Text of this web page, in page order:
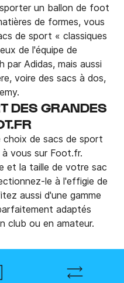
un ballon de foot
de formes, vous
de sport « classiques
de l'équipe de
par Adidas, mais aussi
voire des sacs à dos,
DES GRANDES
choix de sacs de sport
à vous sur Foot.fr.
et la taille de votre sac
le à l'effigie de
aussi d'une gamme
adaptés
club ou en amateur.